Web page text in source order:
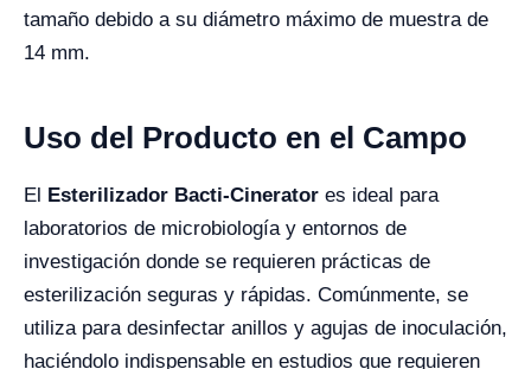
tamaño debido a su diámetro máximo de muestra de
14 mm.
Uso del Producto en el Campo
El Esterilizador Bacti-Cinerator es ideal para
laboratorios de microbiología y entornos de
investigación donde se requieren prácticas de
esterilización seguras y rápidas. Comúnmente, se
utiliza para desinfectar anillos y agujas de inoculación,
haciéndolo indispensable en estudios que requieren